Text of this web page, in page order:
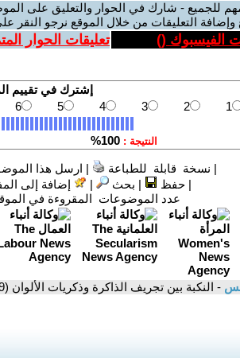
للجميع - شارك في الحوار والتعليق على
وإضافة التعليقات من خلال الموقع نرجو النقر
الفيسبوك () تعليقات الحوار
| نسخة قابلة للطباعة | ارسل هذا
|حفظ | بحث | إضافة إلى
عدد الموضوعات المقروءة في
- النكبة بين تجريف الذاكرة وذكريات الألوان (9)